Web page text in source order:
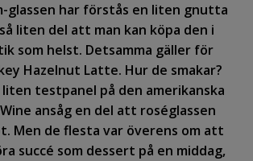
glassen har förstås en liten gnutta
liten del att man kan köpa den i
som helst. Detsamma gäller för
Hazelnut Latte. Hur de smakar?
testpanel på den amerikanska
ansåg en del att roséglassen
Men de flesta var överens om att
succé som dessert på en middag,